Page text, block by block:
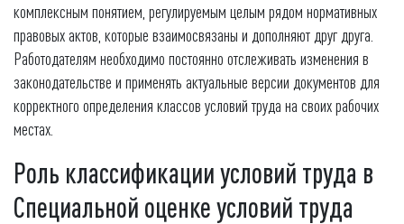
комплексным понятием, регулируемым целым рядом нормативных
правовых актов, которые взаимосвязаны и дополняют друг друга.
Работодателям необходимо постоянно отслеживать изменения в
законодательстве и применять актуальные версии документов для
корректного определения классов условий труда на своих рабочих
местах.
Роль классификации условий труда в
Специальной оценке условий труда